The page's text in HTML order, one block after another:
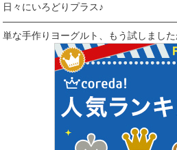
日々にいろどりプラス♪
単な手作りヨーグルト、もう試しまし